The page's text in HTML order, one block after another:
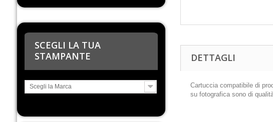
SCEGLI LA TUA
STAMPANTE
Scegli la Marca
DETTAGLI
Cartuccia compatibile di
su fotografica sono di